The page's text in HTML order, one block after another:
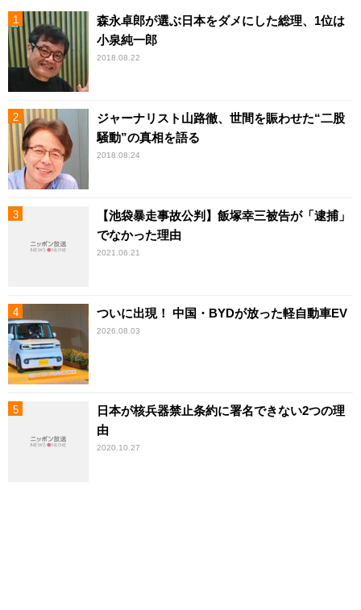
森永卓郎が選ぶ日本をダメにした総理、1位は
小泉純一郎
2018.08.22
ジャーナリスト山路徹、世間を賑わせた“二股
騒動”の真相を語る
2018.08.24
【池袋暴走事故公判】飯塚幸三被告が「逮捕」
でなかった理由
2021.06.21
ついに出現！ 中国・BYDが放った軽自動車EV
2026.08.03
日本が核兵器禁止条約に署名できない2つの理
由
2020.10.27